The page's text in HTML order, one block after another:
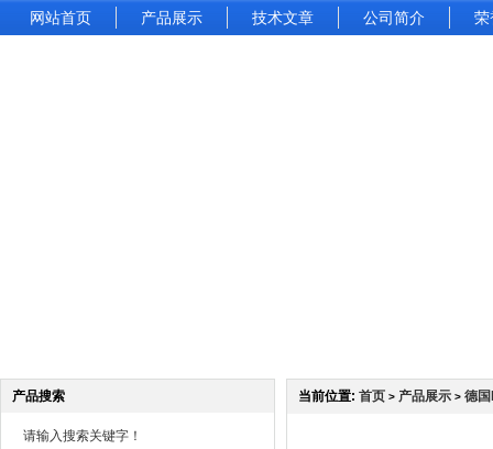
网站首页 产品展示 技术文章 公司简介 荣
产品搜索
请输入搜索关键字！
当前位置: 首页 > 产品展示 > 德